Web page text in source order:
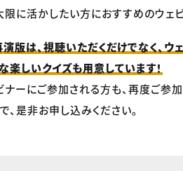
に活かしたい方におすすめのウェビ
版は、視聴いただくだけでなく、ウ
な楽しいクイズも用意しています！
ーにご参加される方も、再度ご参
、是非お申し込みください。